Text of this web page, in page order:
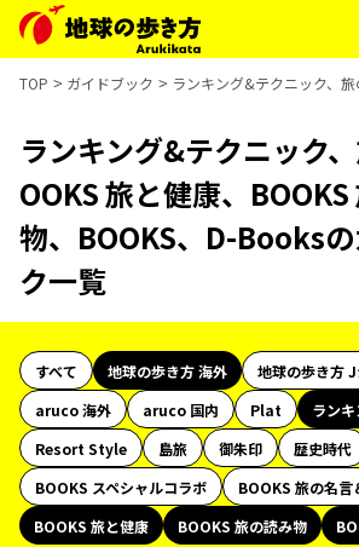
TOP ガイドブック ランキング&テクニック、
ランキング&テクニック
OOKS 旅と健康、
物、BOOKS、D-Books
ク一覧
すべて 地球の歩き方 海外
地球の歩き方 J
aruco 海外
aruco 国内 Plat
ラン
Resort Style
島旅 御朱印 歴史時代
BOOKS スペシャルコラボ
BOOKS 旅の名言
BOOKS 旅と健康
BOOKS 旅の読み物